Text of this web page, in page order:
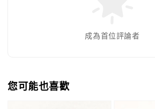
成為首位評論者
您可能也喜歡